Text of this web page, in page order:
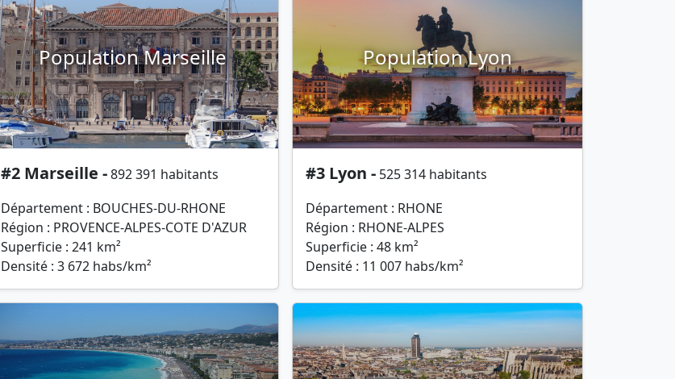
Population Marseille
#2 Marseille -892 391 habitants
Département : BOUCHES-DU-RHONE
Région : PROVENCE-ALPES-COTE D'AZUR
Superficie : 241 km²
Densité : 3 672 habs/km²
Population Lyon
#3 Lyon - 525 314 habitants
Département : RHONE
Région : RHONE-ALPES
Superficie : 48 km²
Densité : 11 007 habs/km²